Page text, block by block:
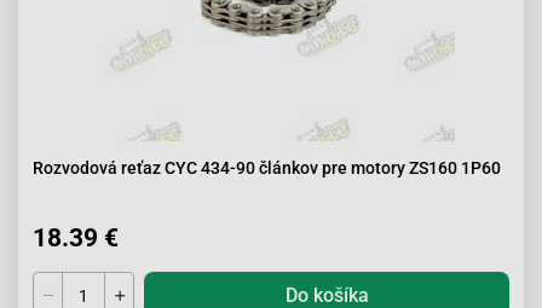
Rozvodová reťaz CYC 434-90 článkov pre motory ZS160 1P60
18.39 €
Do košíka